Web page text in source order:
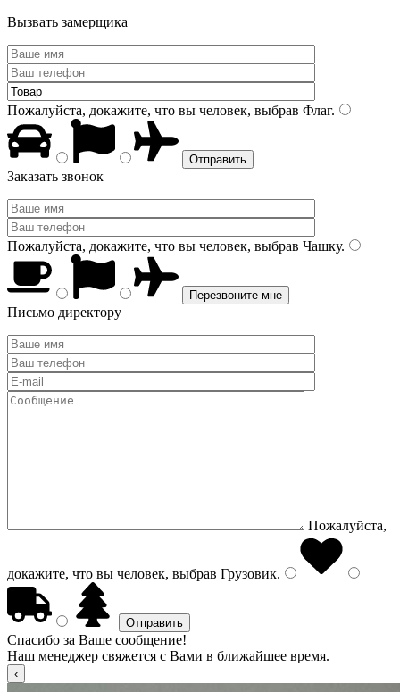
Вызвать замерщика
Пожалуйста, докажите, что вы человек, выбрав Флаг.
Заказать звонок
Пожалуйста, докажите, что вы человек, выбрав Чашку.
Письмо директору
Пожалуйста,
докажите, что вы человек, выбрав Грузовик.
Спасибо за Ваше сообщение!
Наш менеджер свяжется с Вами в ближайшее время.